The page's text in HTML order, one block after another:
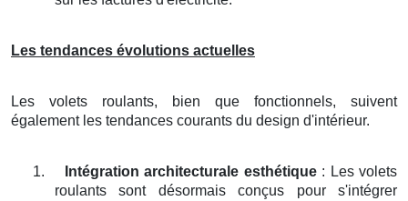
Les tendances évolutions actuelles
Les volets roulants, bien que fonctionnels, suivent
également les tendances courants du design d'intérieur.
1. Intégration architecturale esthétique: Les volets
roulants sont désormais conçus pour s'intégrer